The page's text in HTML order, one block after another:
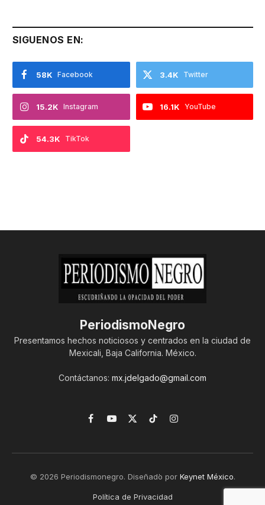
SIGUENOS EN:
Facebook
58K Twitter
3.4K
Instagram
15.2K YouTube
16.1K
TikTok
54.3K
PeriodismoNegro
Presentamos hechos noticiosos y centrados en la ciudad de
Mexicali, Baja California. México.
Contáctanos: mx.jdelgado@gmail.com
Facebook
YouTube
X
TikTokInstagram
© 2026 Periodismonegro. Diseñado por Keynet México.
Política de Privacidad